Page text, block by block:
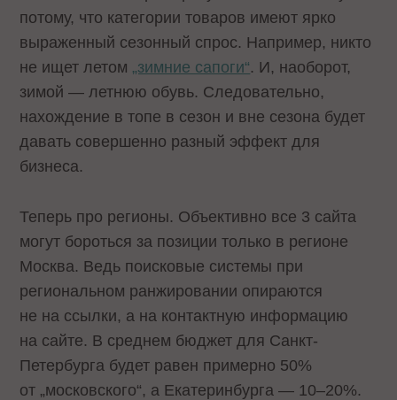
потому, что категории товаров имеют ярко
выраженный сезонный спрос. Например, никто
не ищет летом „зимние сапоги“. И, наоборот,
зимой — летнюю обувь. Следовательно,
нахождение в топе в сезон и вне сезона будет
давать совершенно разный эффект для
бизнеса.
Теперь про регионы. Объективно все 3 сайта
могут бороться за позиции только в регионе
Москва. Ведь поисковые системы при
региональном ранжировании опираются
не на ссылки, а на контактную информацию
на сайте. В среднем бюджет для Санкт-
Петербурга будет равен примерно 50%
от „московского“, а Екатеринбурга — 10–20%.